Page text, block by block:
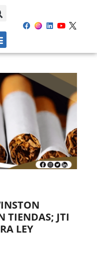
TIENDAS; JTI
LEY